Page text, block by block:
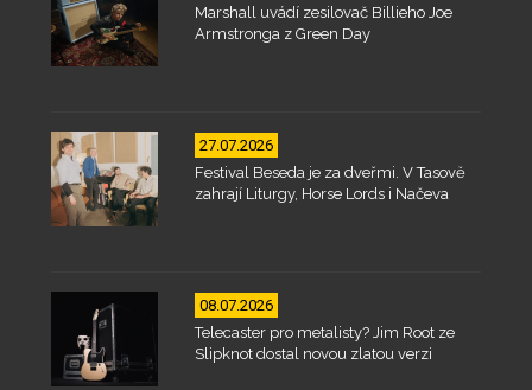
Marshall uvádí zesilovač Billieho Joe
Armstronga z Green Day
27.07.2026
Festival Beseda je za dveřmi. V Tasově
zahrají Liturgy, Horse Lords i Načeva
08.07.2026
Telecaster pro metalisty? Jim Root ze
Slipknot dostal novou zlatou verzi